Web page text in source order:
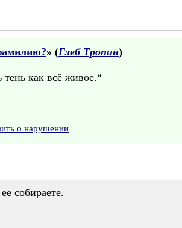
» (Глеб Тропин)
как всё живое.“
о нарушении
собираете.